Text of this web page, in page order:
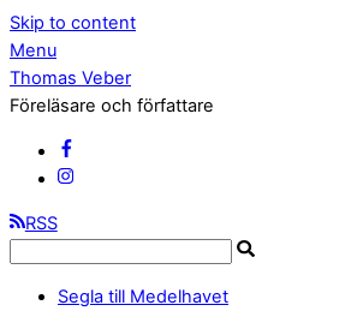
Skip to content
Menu
Thomas Veber
Föreläsare och författare
RSS
Segla till Medelhavet